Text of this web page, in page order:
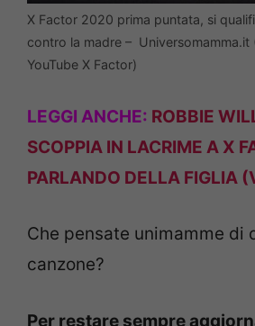
X Factor 2020 prima puntata, si
contro la madre – Universomamma.it
YouTube X Factor)
LEGGI ANCHE: ROBBIE
SCOPPIA IN LACRIME A X
PARLANDO DELLA FIGLIA
Che pensate unimamme di
canzone?
Per restare sempre